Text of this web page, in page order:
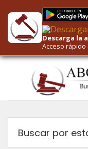
Descarga la
Acceso